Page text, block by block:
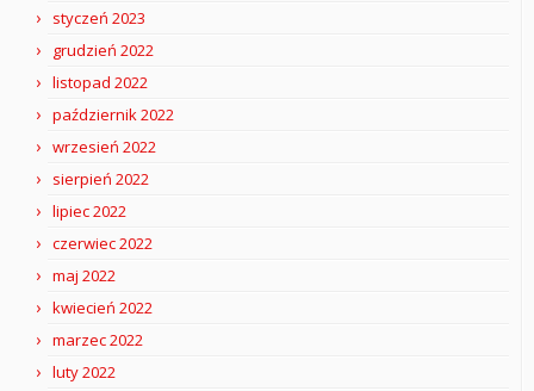
styczeń 2023
grudzień 2022
listopad 2022
październik 2022
wrzesień 2022
sierpień 2022
lipiec 2022
czerwiec 2022
maj 2022
kwiecień 2022
marzec 2022
luty 2022